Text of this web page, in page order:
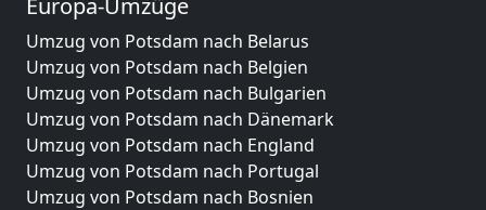
Europa-Umzüge
Umzug von Potsdam nach Belarus
Umzug von Potsdam nach Belgien
Umzug von Potsdam nach Bulgarien
Umzug von Potsdam nach Dänemark
Umzug von Potsdam nach England
Umzug von Potsdam nach Portugal
Umzug von Potsdam nach Bosnien